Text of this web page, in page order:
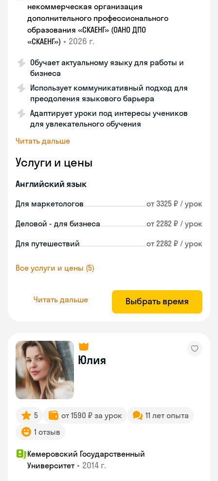
некоммерческая организация
дополнительного профессионального
образования «СКАЕНГ» (ОАНО ДПО
«СКАЕНГ») • 2026 г.
Обучает актуальному языку для работы и
бизнеса
Использует коммуникативный подход для
преодоления языкового барьера
Адаптирует уроки под интересы учеников
для увлекательного обучения
Читать дальше
Услуги и цены
Английский язык
Для маркетологов от 3325 ₽ / урок
Деловой - для бизнеса от 2282 ₽ / урок
Для путешествий от 2282 ₽ / урок
Все услуги и цены (5)
Читать дальше Выбрать время
Юлия
5 от 1590 ₽ за урок
11 лет опыта
1 отзыв
Кемеровский Государственный
Университет • 2014 г.